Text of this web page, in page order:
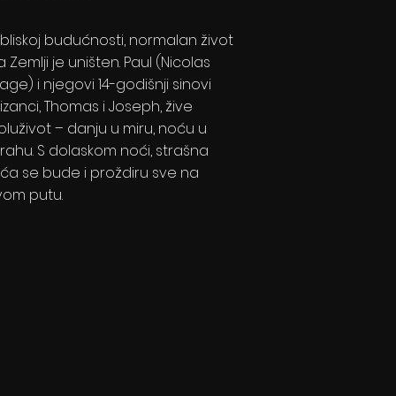
bliskoj budućnosti, normalan život
Zemlji je uništen. Paul (Nicolas
i njegovi 14-godišnji sinovi
Thomas i Joseph, žive
– danju u miru, noću u
S dolaskom noći, strašna
se bude i proždiru sve na
putu.